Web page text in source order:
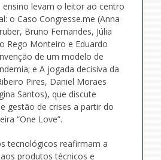
ensino levam o leitor ao centro
o Caso Congresse.me (Anna
Bruno Fernandes, Júlia
Rego Monteiro e Eduardo
de um modelo de
e A jogada decisiva da
Pires, Daniel Moraes
Santos), que discute
gestão de crises a partir do
“One Love”.
tecnológicos reafirmam a
produtos técnicos e